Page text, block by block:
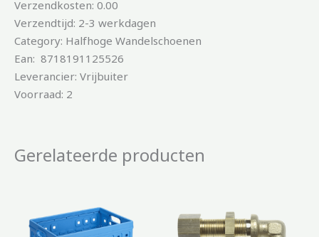
Verzendkosten: 0.00
Verzendtijd: 2-3 werkdagen
Category: Halfhoge Wandelschoenen
Ean: 8718191125526
Leverancier: Vrijbuiter
Voorraad: 2
Gerelateerde producten